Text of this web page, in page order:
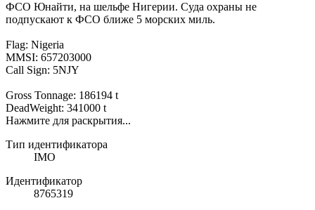
ФСО Юнайти, на шельфе Нигерии. Суда охраны не
подпускают к ФСО ближе 5 морских миль.
Flag: Nigeria
MMSI: 657203000
Call Sign: 5NJY
Gross Tonnage: 186194 t
DeadWeight: 341000 t
Нажмите для раскрытия...
Тип идентификатора
IMO
Идентификатор
8765319